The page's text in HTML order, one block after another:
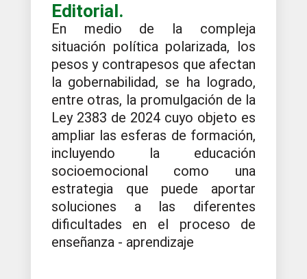
Editorial.
En medio de la compleja
situación política polarizada, los
pesos y contrapesos que afectan
la gobernabilidad, se ha logrado,
entre otras, la promulgación de la
Ley 2383 de 2024 cuyo objeto es
ampliar las esferas de formación,
incluyendo la educación
socioemocional como una
estrategia que puede aportar
soluciones a las diferentes
dificultades en el proceso de
enseñanza - aprendizaje